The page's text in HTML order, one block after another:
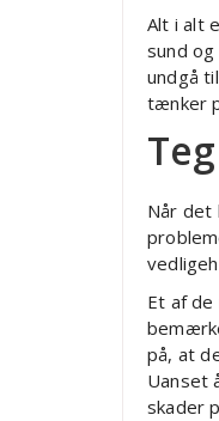
Alt i alt
sund
undgå
tænker
Når det
Et af
på, at
Uanset
skader